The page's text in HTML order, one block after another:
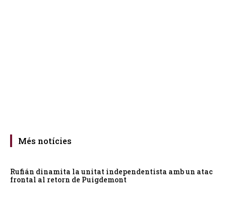
Més notícies
Rufián dinamita la unitat independentista amb un atac
frontal al retorn de Puigdemont